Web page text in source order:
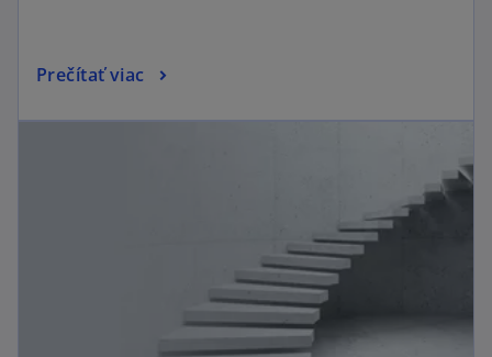
Prečítať viac